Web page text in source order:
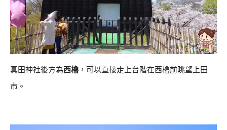
真田神社後方為西櫓 ，可以直接走上台階在西櫓前眺望上田
市。